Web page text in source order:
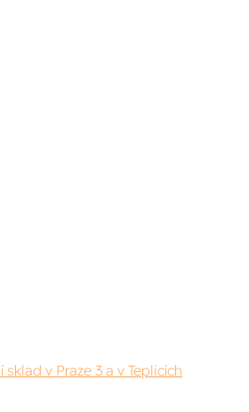
sklad v Praze 3 a v Teplicích